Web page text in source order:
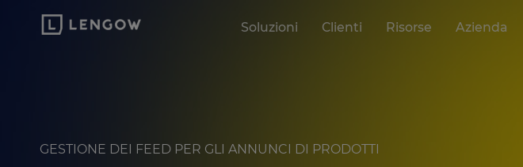
Soluzioni Clienti Risorse Azienda
GESTIONE DEI FEED PER GLI ANNUNCI DI PRODOTTI